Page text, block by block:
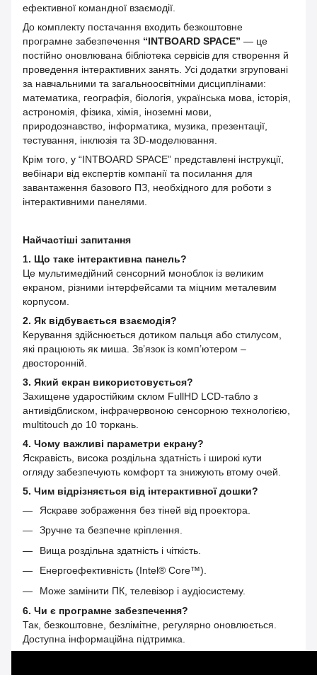
ефективної командної взаємодії.
До комплекту постачання входить безкоштовне
програмне забезпечення “INTBOARD SPACE” — це
постійно оновлювана бібліотека сервісів для створення й
проведення інтерактивних занять. Усі додатки згруповані
за навчальними та загальноосвітніми дисциплінами:
математика, географія, біологія, українська мова, історія,
астрономія, фізика, хімія, іноземні мови,
природознавство, інформатика, музика, презентації,
тестування, інклюзія та 3D-моделювання.
Крім того, у “INTBOARD SPACE” представлені інструкції,
вебінари від експертів компанії та посилання для
завантаження базового ПЗ, необхідного для роботи з
інтерактивними панелями.
Найчастіші запитання
1. Що таке інтерактивна панель?
Це мультимедійний сенсорний моноблок із великим
екраном, різними інтерфейсами та міцним металевим
корпусом.
2. Як відбувається взаємодія?
Керування здійснюється дотиком пальця або стилусом,
які працюють як миша. Зв’язок із комп’ютером –
двосторонній.
3. Який екран використовується?
Захищене ударостійким склом FullHD LCD-табло з
антивідблиском, інфрачервоною сенсорною технологією,
multitouch до 10 торкань.
4. Чому важливі параметри екрану?
Яскравість, висока роздільна здатність і широкі кути
огляду забезпечують комфорт та знижують втому очей.
5. Чим відрізняється від інтерактивної дошки?
Яскраве зображення без тіней від проектора.
Зручне та безпечне кріплення.
Вища роздільна здатність і чіткість.
Енергоефективність (Intel® Core™).
Може замінити ПК, телевізор і аудіосистему.
6. Чи є програмне забезпечення?
Так, безкоштовне, безлімітне, регулярно оновлюється.
Доступна інформаційна підтримка.